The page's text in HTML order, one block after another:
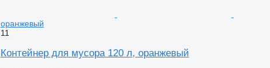
оранжевый
11
Контейнер для мусора 120 л, оранжевый